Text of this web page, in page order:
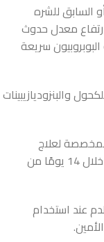
السابق للشره
معدل حدوث
سريعة
والبنزوديازيبينات
لعلاج
الاضطرابات النفسية) بالتزامن مع البوبروبيون أو خلال 14 يومًا من
عند استخدام